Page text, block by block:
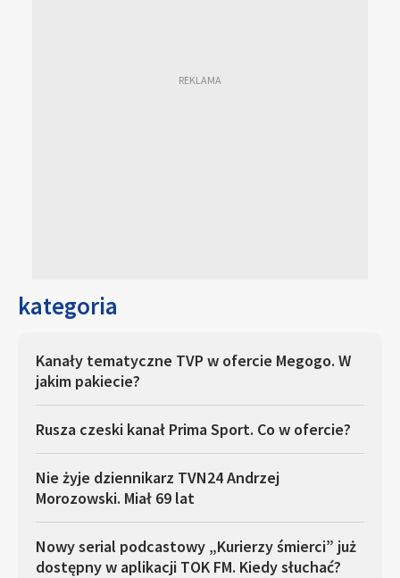
kategoria
Kanały tematyczne TVP w ofercie Megogo. W
jakim pakiecie?
Rusza czeski kanał Prima Sport. Co w ofercie?
Nie żyje dziennikarz TVN24 Andrzej
Morozowski. Miał 69 lat
Nowy serial podcastowy „Kurierzy śmierci” już
dostępny w aplikacji TOK FM. Kiedy słuchać?